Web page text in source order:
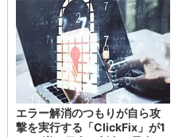
エラー解消のつもりが自ら攻
撃を実行する「ClickFix」が1